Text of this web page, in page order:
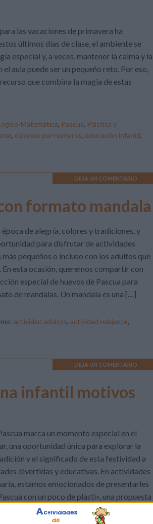
las vacaciones de primavera ha
últimos días de clase, el ambiente se
especial y, a veces, mantener la calma y la
aula puede ser un pequeño reto. Por eso,
que combina la magia de estas
Matemática, Pascua, Plástica y
, colorear por números, educación infantil,
DEJA UN COMENTARIO
formato mandala
época de alegría, colores y tradiciones, y
para disfrutar de actividades
pequeños o incluso con los adultos que
En esta ocasión, queremos compartir con
especial de huevos de Pascua para
de mandalas. Un mandala es una […]
actividad adultos, actividad relajante,
DEJA UN COMENTARIO
infantil motivos
marca un momento especial en el
una oportunidad única para explorar la
y el significado de esta festividad a
divertidas y educativas. En actividades
estamos emocionados de presentarles
con un poco de plasti», una propuesta